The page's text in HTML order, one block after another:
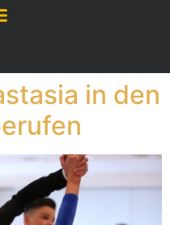
in den